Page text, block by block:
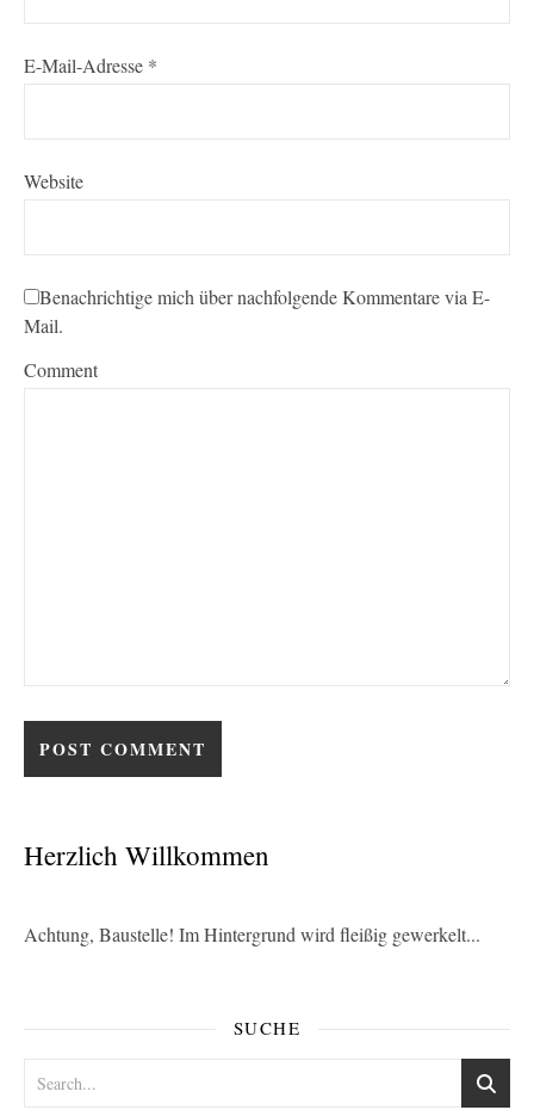
E-Mail-Adresse *
Website
Benachrichtige mich über nachfolgende Kommentare via E-
Mail.
Comment
Herzlich Willkommen
Achtung, Baustelle! Im Hintergrund wird fleißig gewerkelt...
SUCHE